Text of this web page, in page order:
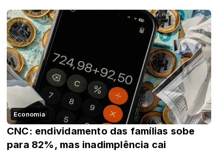
Economia
CNC: endividamento das famílias sobe
para 82%, mas inadimplência cai